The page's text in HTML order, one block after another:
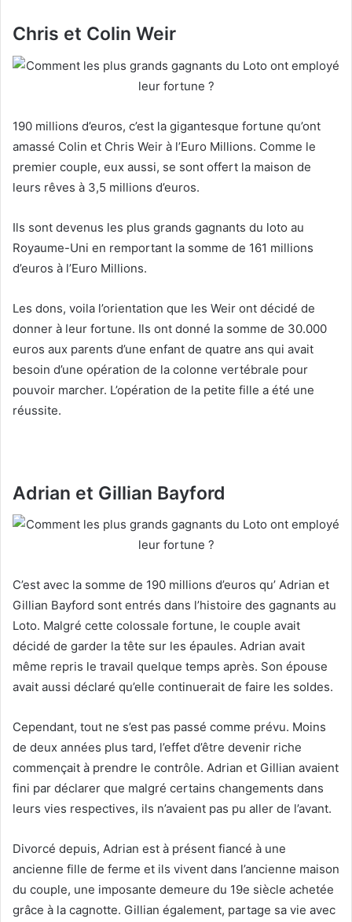
Chris et Colin Weir
190 millions d’euros, c’est la gigantesque fortune qu’ont
amassé Colin et Chris Weir à l’Euro Millions. Comme le
premier couple, eux aussi, se sont offert la maison de
leurs rêves à 3,5 millions d’euros.
Ils sont devenus les plus grands gagnants du loto au
Royaume-Uni en remportant la somme de 161 millions
d’euros à l’Euro Millions.
Les dons, voila l’orientation que les Weir ont décidé de
donner à leur fortune. Ils ont donné la somme de 30.000
euros aux parents d’une enfant de quatre ans qui avait
besoin d’une opération de la colonne vertébrale pour
pouvoir marcher. L’opération de la petite fille a été une
réussite.
Adrian et Gillian Bayford
C’est avec la somme de 190 millions d’euros qu’ Adrian et
Gillian Bayford sont entrés dans l’histoire des gagnants au
Loto. Malgré cette colossale fortune, le couple avait
décidé de garder la tête sur les épaules. Adrian avait
même repris le travail quelque temps après. Son épouse
avait aussi déclaré qu’elle continuerait de faire les soldes.
Cependant, tout ne s’est pas passé comme prévu. Moins
de deux années plus tard, l’effet d’être devenir riche
commençait à prendre le contrôle. Adrian et Gillian avaient
fini par déclarer que malgré certains changements dans
leurs vies respectives, ils n’avaient pas pu aller de l’avant.
Divorcé depuis, Adrian est à présent fiancé à une
ancienne fille de ferme et ils vivent dans l’ancienne maison
du couple, une imposante demeure du 19e siècle achetée
grâce à la cagnotte. Gillian également, partage sa vie avec